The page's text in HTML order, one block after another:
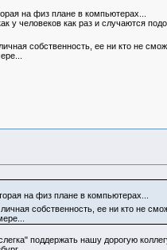
на физ плане в компьютерах...
у человеков как раз и случаются
собственность, ее ни кто не
на физ плане в компьютерах...
собственность, ее ни кто не
поддержать нашу дорогую